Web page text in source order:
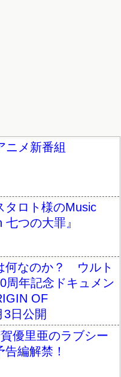
ニメ新番組
タロト様のMusic
つの大罪』
何なのか？ ウルト
周年記念ドキュメン
OF
3日公開
優里亜のラブシー
編解禁！